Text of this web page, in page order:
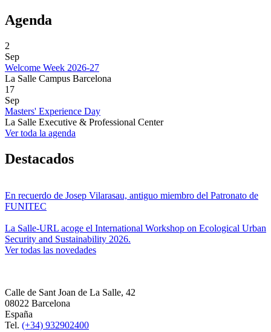
Agenda
2
Sep
Welcome Week 2026-27
La Salle Campus Barcelona
17
Sep
Masters' Experience Day
La Salle Executive & Professional Center
Ver toda la agenda
Destacados
En recuerdo de Josep Vilarasau, antiguo miembro del Patronato de
FUNITEC
La Salle-URL acoge el International Workshop on Ecological Urban
Security and Sustainability 2026.
Ver todas las novedades
Calle de Sant Joan de La Salle, 42
08022 Barcelona
España
Tel. (+34) 932902400